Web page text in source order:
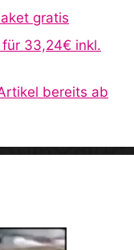
gratis
33,24€ inkl.
bereits ab